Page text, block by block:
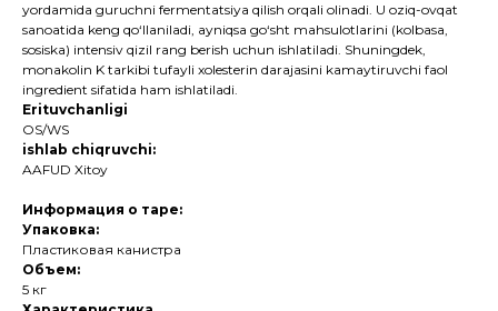
yordamida guruchni fermentatsiya qilish orqali olinadi. U oziq-ovqat
sanoatida keng qo‘llaniladi, ayniqsa go‘sht mahsulotlarini (kolbasa,
sosiska) intensiv qizil rang berish uchun ishlatiladi. Shuningdek,
monakolin K tarkibi tufayli xolesterin darajasini kamaytiruvchi faol
ingredient sifatida ham ishlatiladi.
Erituvchanligi
OS/WS
ishlab chiqruvchi:
AAFUD Xitoy
Информация о таре:
Упаковка:
Пластиковая канистра
Объем:
5 кг